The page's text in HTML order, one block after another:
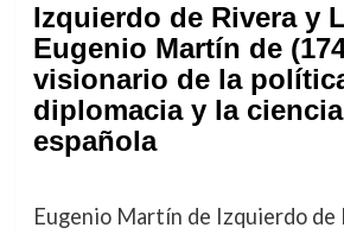
Izquierdo de Rivera y
Eugenio Martín de
visionario de la
diplomacia y la
española
Eugenio Martín de Izquierdo de